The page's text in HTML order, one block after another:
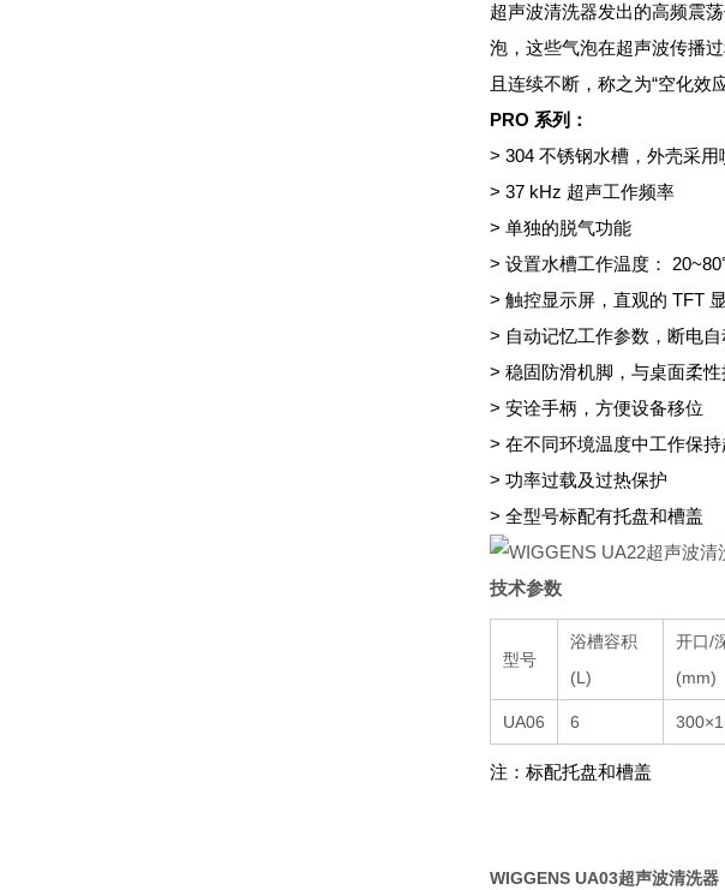
超声波清洗器发出的高频震
泡，这些气泡在超声波传播
且连续不断，称之为“空化效
PRO 系列：
> 304 不锈钢水槽，外壳采
> 37 kHz 超声工作频率
> 单独的脱气功能
> 设置水槽工作温度：
> 触控显示屏，直观的 TFT
> 自动记忆工作参数，断电
> 稳固防滑机脚，与桌面柔
> 安诠手柄，方便设备移位
> 在不同环境温度中工作保
> 功率过载及过热保护
> 全型号标配有托盘和槽盖
技术参数
型号
浴槽容积
(L)
开口/
(mm)
UA06 6
注：标配托盘和槽盖
WIGGENS UA03超声波清洗器